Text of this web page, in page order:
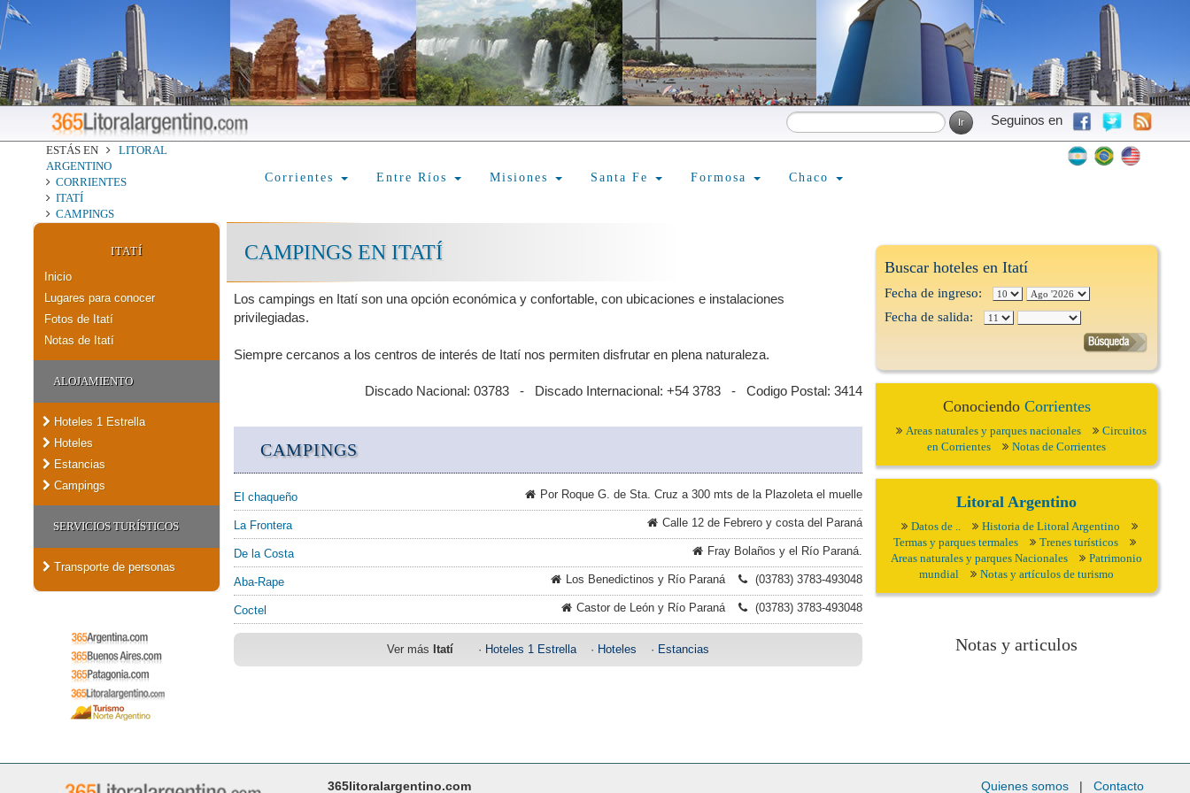
Seguinos en
ESTÁS EN
LITORAL
ARGENTINO
CORRIENTES
ITATÍ
CAMPINGS
Corrientes Entre Ríos Misiones Santa Fe Formosa Chaco
ITATÍ
Inicio
Lugares para conocer
Fotos de Itatí
Notas de Itatí
ALOJAMIENTO
Hoteles 1 Estrella
Hoteles
Estancias
Campings
SERVICIOS TURÍSTICOS
Transporte de personas
CAMPINGS EN ITATÍ
Los campings en Itatí son una opción económica y confortable, con ubicaciones e instalaciones
privilegiadas.
Siempre cercanos a los centros de interés de Itatí nos permiten disfrutar en plena naturaleza.
Discado Nacional: 03783 - Discado Internacional: +54 3783 - Codigo Postal: 3414
CAMPINGS
El chaqueño Por Roque G. de Sta. Cruz a 300 mts de la Plazoleta el muelle
La Frontera Calle 12 de Febrero y costa del Paraná
De la Costa Fray Bolaños y el Río Paraná.
Aba-Rape Los Benedictinos y Río Paraná (03783) 3783-493048
Coctel Castor de León y Río Paraná (03783) 3783-493048
Ver más Itatí · Hoteles 1 Estrella· Hoteles · Estancias
Buscar hoteles en Itatí
Fecha de ingreso:
Fecha de salida:
Conociendo Corrientes
Areas naturales y parques nacionales
Circuitos
en Corrientes
Notas de Corrientes
Litoral Argentino
Datos de ..
Historia de Litoral Argentino
Termas y parques termales
Trenes turísticos
Areas naturales y parques Nacionales
Patrimonio
mundial
Notas y artículos de turismo
Notas y articulos
365litoralargentino.com Quienes somos| Contacto